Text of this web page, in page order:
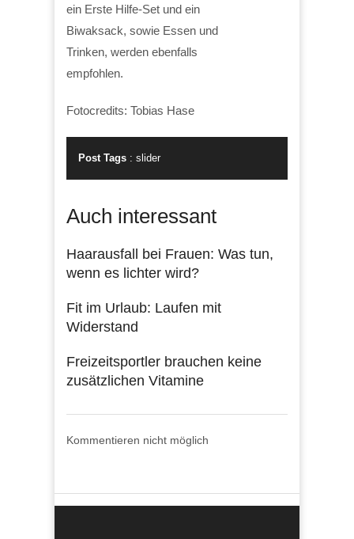
ein Erste Hilfe-Set und ein
Biwaksack, sowie Essen und
Trinken, werden ebenfalls
empfohlen.
Fotocredits: Tobias Hase
Post Tags : slider
Auch interessant
Haarausfall bei Frauen: Was tun,
wenn es lichter wird?
Fit im Urlaub: Laufen mit
Widerstand
Freizeitsportler brauchen keine
zusätzlichen Vitamine
Kommentieren nicht möglich